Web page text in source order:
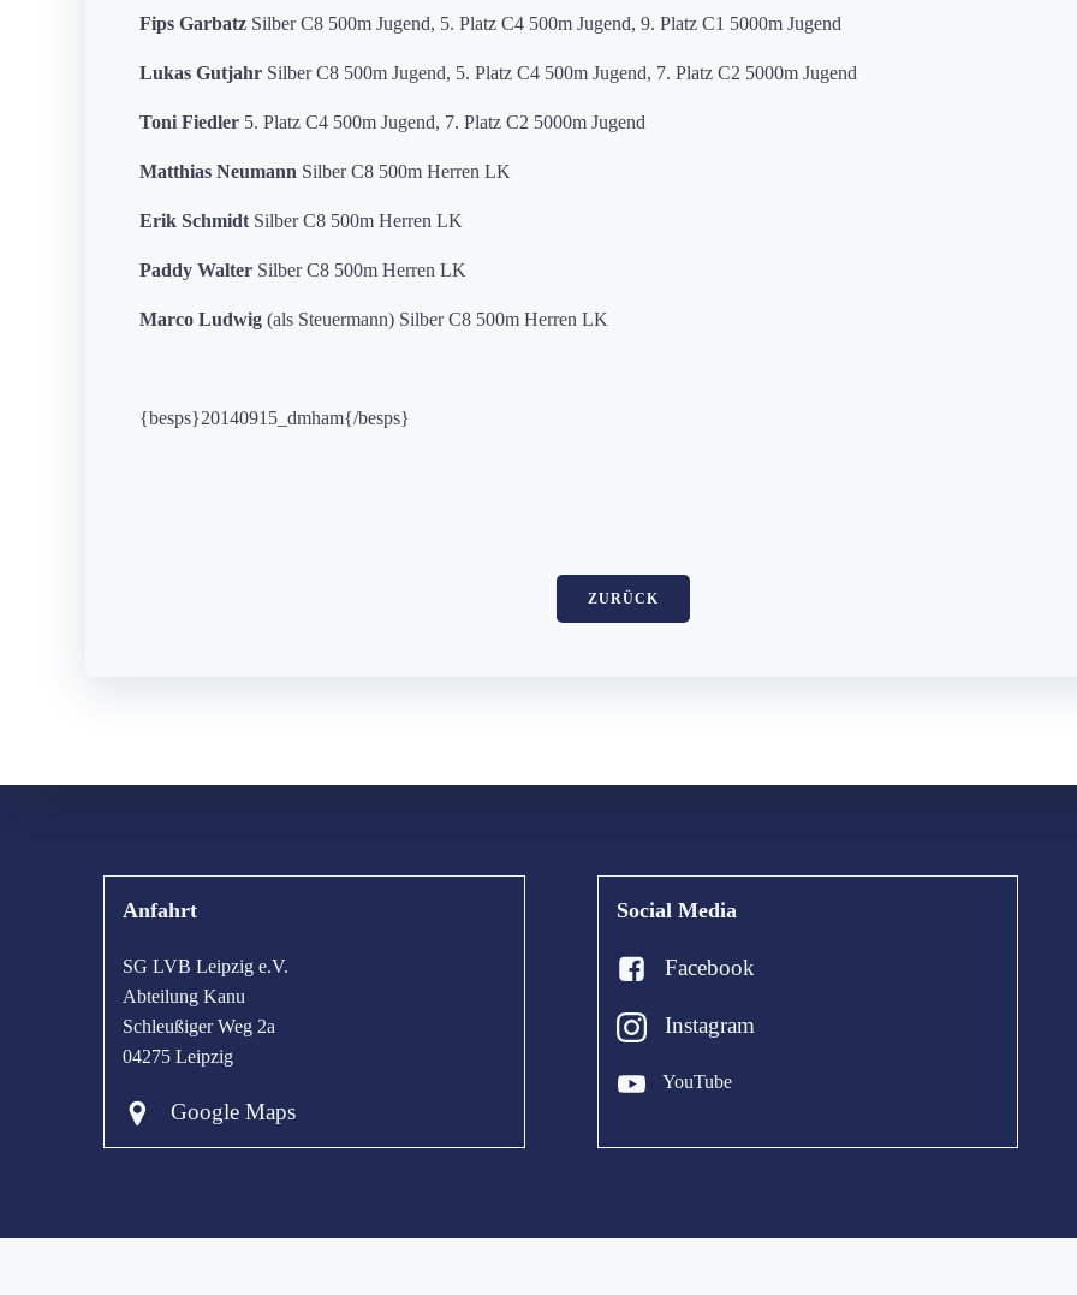
Fips Garbatz Silber C8 500m Jugend, 5. Platz C4 500m Jugend, 9. Platz C1 5000m Jugend
Lukas Gutjahr Silber C8 500m Jugend, 5. Platz C4 500m Jugend, 7. Platz C2 5000m Jugend
Toni Fiedler 5. Platz C4 500m Jugend, 7. Platz C2 5000m Jugend
Matthias Neumann Silber C8 500m Herren LK
Erik Schmidt Silber C8 500m Herren LK
Paddy Walter Silber C8 500m Herren LK
Marco Ludwig (als Steuermann) Silber C8 500m Herren LK
{besps}20140915_dmham{/besps}
ZURÜCK
Anfahrt
SG LVB Leipzig e.V.
Abteilung Kanu
Schleußiger Weg 2a
04275 Leipzig
Google Maps
Social Media
Facebook
Instagram
YouTube